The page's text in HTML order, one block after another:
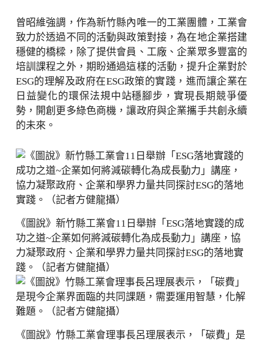
曾昭維強調，作為新竹縣內唯一的工業團體，工業會
致力於透過不同的活動與政策對接，為在地企業搭建
穩健的橋樑，除了提供會員、工廠、企業眾多豐富的
培訓課程之外，期盼通過這樣的活動，提升企業對於
ESG的理解及政府在ESG政策的實踐，進而讓企業在
日益變化的環保法規中站穩腳步，實現長期競爭優
勢，開創更多綠色商機，讓政府與企業攜手共創永續
的未來。
《圖說》新竹縣工業會11日舉辦「ESG落地實踐的成
功之道~企業如何將減碳轉化為成長動力」講座，協
力凝聚政府、企業和學界力量共同探討ESG的落地實
踐。（記者方健龍攝）
《圖說》竹縣工業會理事長呂理展表示，「碳費」是